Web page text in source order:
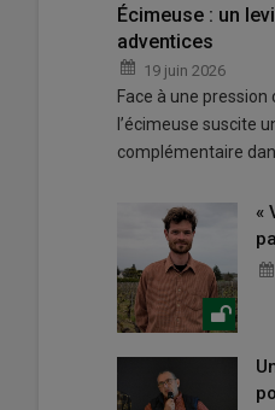
Écimeuse : un
adventices
19 juin 2026
Face à une
l’écimeuse suscite
complémentaire
«